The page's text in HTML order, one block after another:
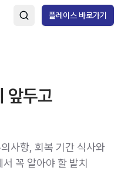
플레이스 바로가기
앞두고
사항, 회복 기간 식사와
꼭 알아야 할 발치